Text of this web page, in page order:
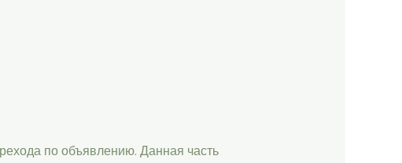
по объявлению. Данная часть